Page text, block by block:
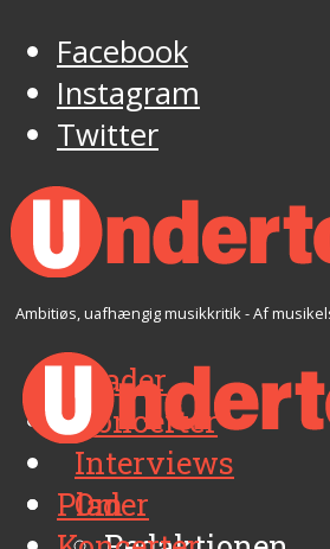
Facebook
Instagram
Twitter
Ambitiøs, uafhængig musikkritik - Af
Plader
Koncerter
Interviews
Om
Plader